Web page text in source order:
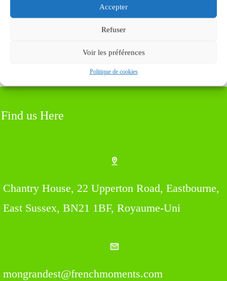
Accepter
Refuser
Voir les préférences
Politique de cookies
Soumettez le commentaire
Find us Here
Chantry House, 22 Upperton Road, Eastbourne,
East Sussex, BN21 1BF, Royaume-Uni
mongrandest@frenchmoments.com